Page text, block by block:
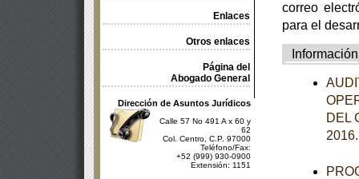
Enlaces
Otros enlaces
Página del
Abogado General
Dirección de Asuntos Jurídicos
Calle 57 No 491 A x 60 y
62
Col. Centro, C.P. 97000
Teléfono/Fax:
+52 (999) 930-0900
Extensión: 1151
correo
para el
Información
DEL